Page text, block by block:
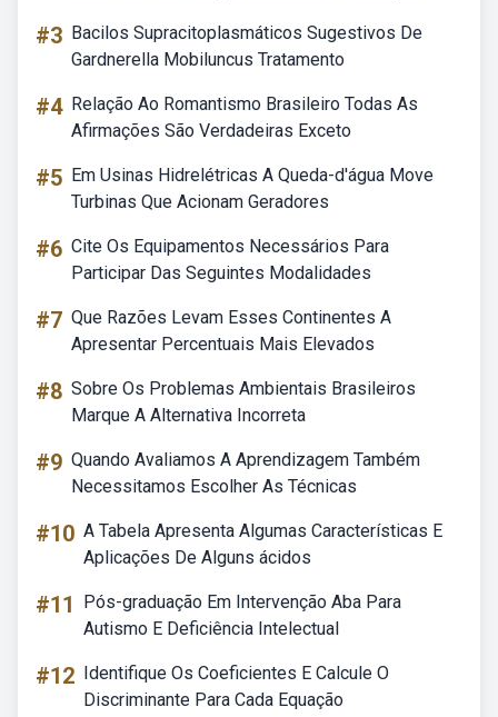
#3 Bacilos Supracitoplasmáticos Sugestivos De
Gardnerella Mobiluncus Tratamento
#4 Relação Ao Romantismo Brasileiro Todas As
Afirmações São Verdadeiras Exceto
#5 Em Usinas Hidrelétricas A Queda-d'água Move
Turbinas Que Acionam Geradores
#6 Cite Os Equipamentos Necessários Para
Participar Das Seguintes Modalidades
#7 Que Razões Levam Esses Continentes A
Apresentar Percentuais Mais Elevados
#8 Sobre Os Problemas Ambientais Brasileiros
Marque A Alternativa Incorreta
#9 Quando Avaliamos A Aprendizagem Também
Necessitamos Escolher As Técnicas
#10 A Tabela Apresenta Algumas Características E
Aplicações De Alguns ácidos
#11
Pós-graduação Em Intervenção Aba Para
Autismo E Deficiência Intelectual
#12 Identifique Os Coeficientes E Calcule O
Discriminante Para Cada Equação